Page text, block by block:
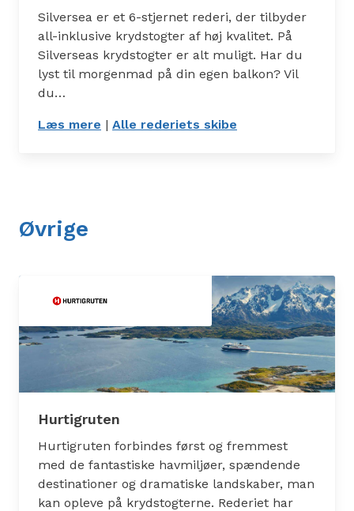
Silversea er et 6-stjernet rederi, der tilbyder
all-inklusive krydstogter af høj kvalitet. På
Silverseas krydstogter er alt muligt. Har du
lyst til morgenmad på din egen balkon? Vil
du…
Læs mere : Silversea
| Alle rederiets skibe
Øvrige
Hurtigruten
Hurtigruten forbindes først og fremmest
med de fantastiske havmiljøer, spændende
destinationer og dramatiske landskaber, man
kan opleve på krydstogterne. Rederiet har